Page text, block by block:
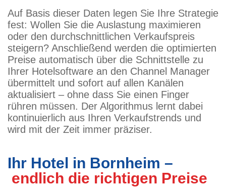
Auf Basis dieser Daten legen Sie Ihre Strategie
fest: Wollen Sie die Auslastung maximieren
oder den durchschnittlichen Verkaufspreis
steigern? Anschließend werden die optimierten
Preise automatisch über die Schnittstelle zu
Ihrer Hotelsoftware an den Channel Manager
übermittelt und sofort auf allen Kanälen
aktualisiert – ohne dass Sie einen Finger
rühren müssen. Der Algorithmus lernt dabei
kontinuierlich aus Ihren Verkaufstrends und
wird mit der Zeit immer präziser.
Ihr Hotel in Bornheim –
endlich die richtigen Preise